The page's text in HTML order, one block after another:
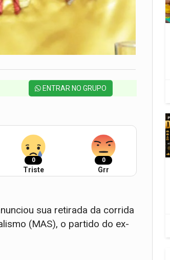
ENTRAR NO GRUPO
0
Triste
0
Grr
sua retirada da corrida
(MAS), o partido do ex-